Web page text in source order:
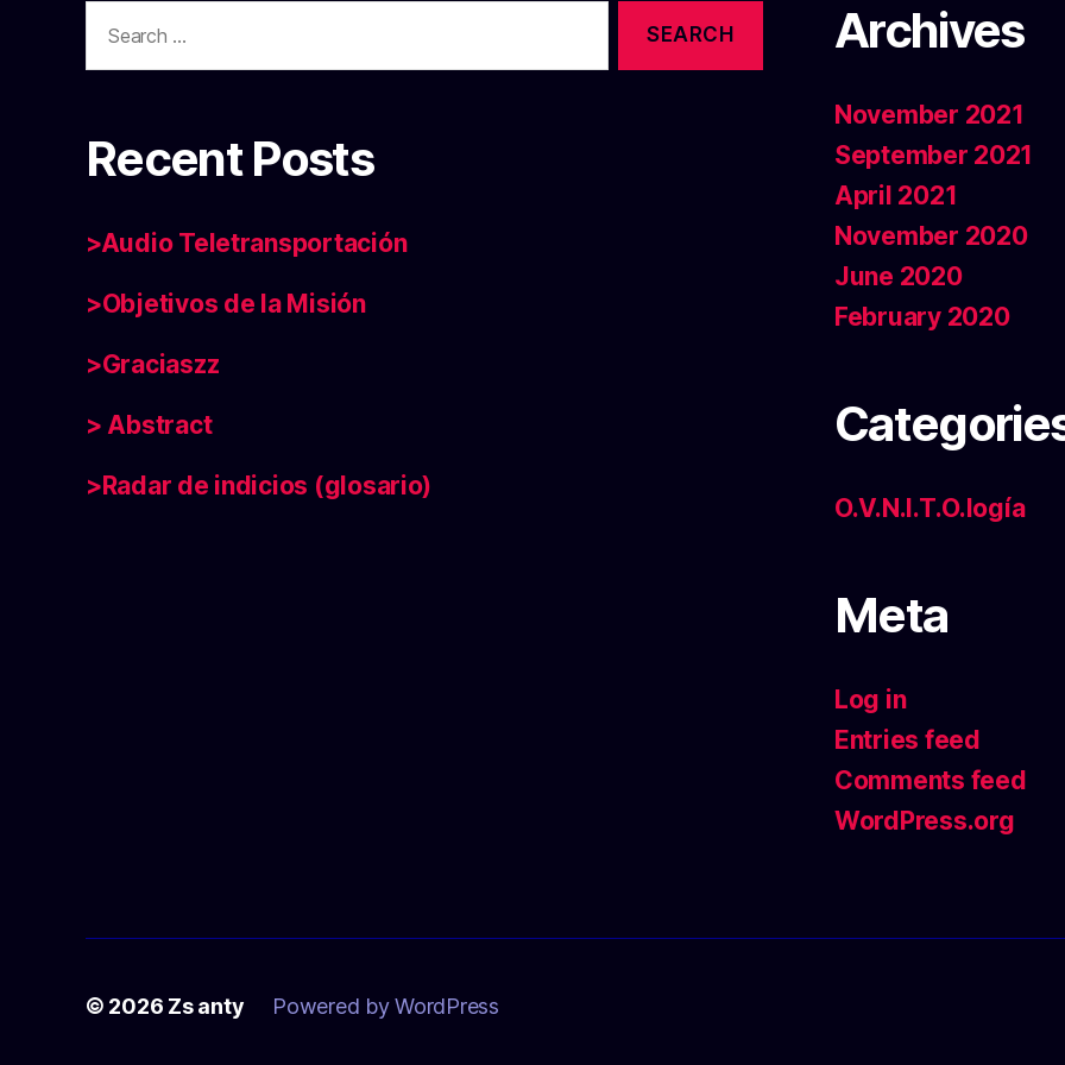
for:
Recent Posts
>Audio Teletransportación
>Objetivos de la Misión
>Graciaszz
> Abstract
>Radar de indicios (glosario)
Archives
November 2021
September 2021
April 2021
November 2020
June 2020
February 2020
O.V.N.I.T.O.logía
Meta
Log in
Entries feed
Comments feed
WordPress.org
© 2026 Zs anty Powered by WordPress